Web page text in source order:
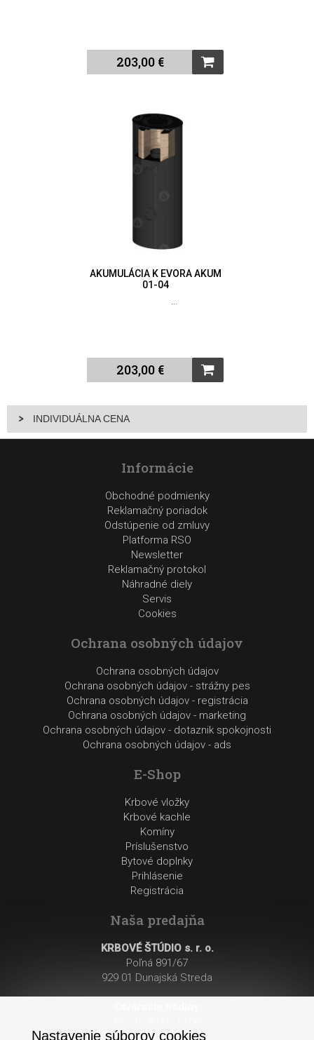
203,00 €
AKUMULÁCIA K EVORA AKUM
01-04
...
203,00 €
INDIVIDUÁLNA CENA
Informácie
Obchodné podmienky
Reklamačný poriadok
Odstúpenie od zmluvy
Platforma RSO
Newsletter
Reklamačný protokol
Náhradné diely
Servis
Cookies
Ochrana osobných údajov
Ochrana osobných údajov
Ochrana osobných údajov - strážny pes
Ochrana osobných údajov - registrácia
Ochrana osobných údajov - marketing
Ochrana osobných údajov - dotaznik spokojnosti
Ochrana osobných údajov - ads
E-Shop
Krbové vložky
Krbové kachle
Komíny
Príslušenstvo
Bytové doplnky
Prihlásenie
Registrácia
Naša predajňa
KRBOVÉ ŠTÚDIO s. r. o.
Poľná 891/67
929 01 Dunajská Streda
So: 8:00 - 12:00
Nastavenie súborov cookies